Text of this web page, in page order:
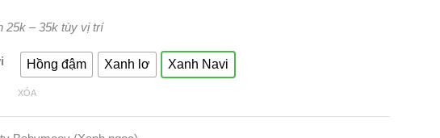
25k – 35k tùy vị trí
Hồng đậm Xanh lơ Xanh Navi
XÓA